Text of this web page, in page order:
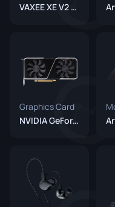
VAXEE XE V2 Black
Graphics Card
NVIDIA GeForce RTX 3070